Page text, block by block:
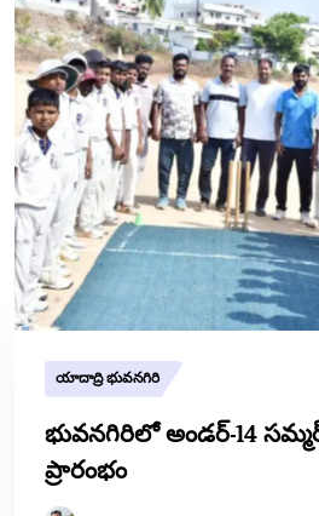
యాదాద్రి భువనగిరి
భువనగిరిలో అండర్-14
ప్రారంభం